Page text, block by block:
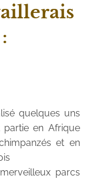
quelques uns
en Afrique
et en
parcs